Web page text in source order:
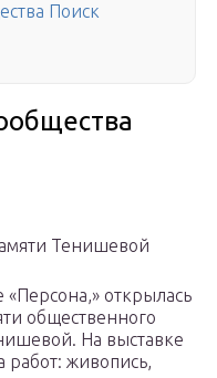
Поиск
Тенишевой
открылась
общественного
На выставке
работ: живопись,